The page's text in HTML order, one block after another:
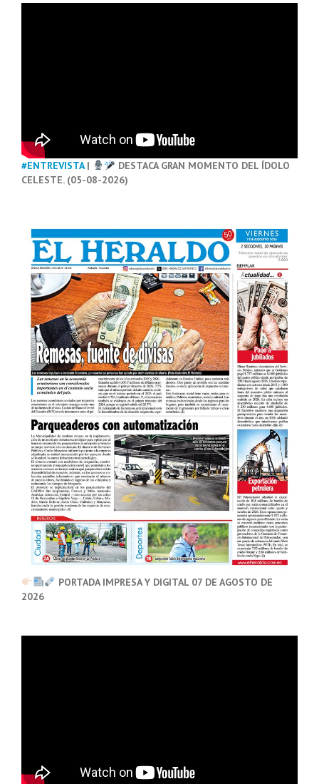
#ENTREVISTA|
DESTACA GRAN MOMENTO DEL ÍDOLO
CELESTE. (05-08-2026)
PORTADA IMPRESA Y DIGITAL 07 DE AGOSTO DE
2026